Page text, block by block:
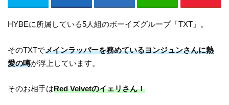
HYBEに所属している5人組のボーイズグループ「TXT」。
そのTXTでメインラッパーを務めているヨンジュンさんに熱
愛の噂が浮上しています。
そのお相手はRed Velvetのイェリさん！